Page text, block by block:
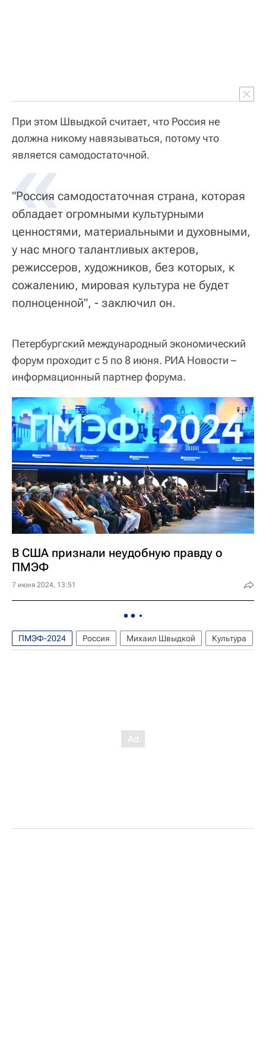
При этом Швыдкой считает, что Россия не
должна никому навязываться, потому что
является самодостаточной.
«
"Россия самодостаточная страна, которая
обладает огромными культурными
ценностями, материальными и духовными,
у нас много талантливых актеров,
режиссеров, художников, без которых, к
сожалению, мировая культура не будет
полноценной", - заключил он.
Петербургский международный экономический
форум проходит с 5 по 8 июня. РИА Новости –
информационный партнер форума.
В США признали неудобную правду о
ПМЭФ
7 июня 2024, 13:51
ПМЭФ-2024 Россия Михаил Швыдкой Культура